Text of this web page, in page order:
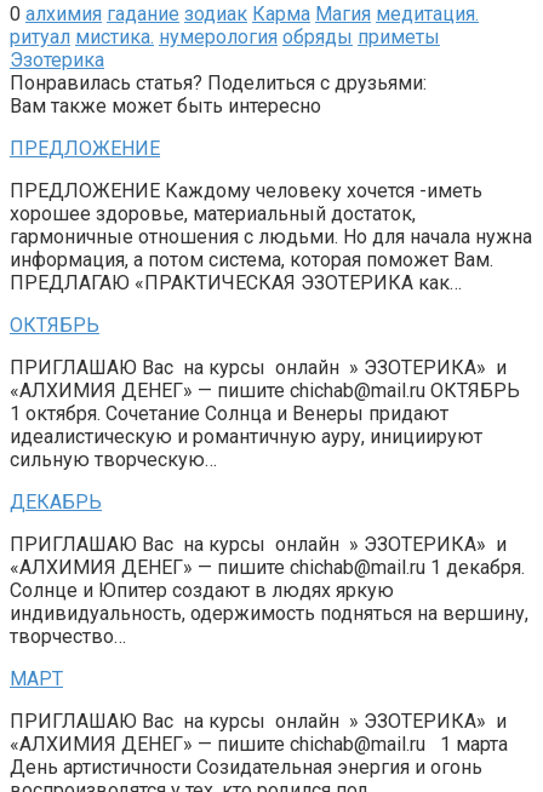
0 алхимия гадание зодиак Карма Магия медитация.
ритуал мистика. нумерология обряды приметы
Эзотерика
Понравилась статья? Поделиться с друзьями:
Вам также может быть интересно
ПРЕДЛОЖЕНИЕ
ПРЕДЛОЖЕНИЕ Каждому человеку хочется -иметь
хорошее здоровье, материальный достаток,
гармоничные отношения с людьми. Но для начала нужна
информация, а потом система, которая поможет Вам.
ПРЕДЛАГАЮ «ПРАКТИЧЕСКАЯ ЭЗОТЕРИКА как…
ОКТЯБРЬ
ПРИГЛАШАЮ Вас на курсы онлайн » ЭЗОТЕРИКА» и
«АЛХИМИЯ ДЕНЕГ» — пишите chichab@mail.ru ОКТЯБРЬ
1 октября. Сочетание Солнца и Венеры придают
идеалистическую и романтичную ауру, инициируют
сильную творческую…
ДЕКАБРЬ
ПРИГЛАШАЮ Вас на курсы онлайн » ЭЗОТЕРИКА» и
«АЛХИМИЯ ДЕНЕГ» — пишите chichab@mail.ru 1 декабря.
Солнце и Юпитер создают в людях яркую
индивидуальность, одержимость подняться на вершину,
творчество…
МАРТ
ПРИГЛАШАЮ Вас на курсы онлайн » ЭЗОТЕРИКА» и
«АЛХИМИЯ ДЕНЕГ» — пишите chichab@mail.ru 1 марта
День артистичности Созидательная энергия и огонь